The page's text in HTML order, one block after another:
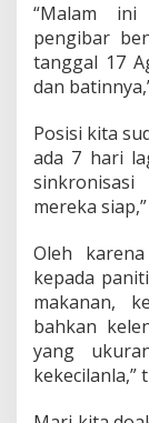
“Malam ini
pengibar
tanggal 17
dan
Posisi kita
ada 7 hari
sinkronisasi
mereka
Oleh
kepada
makanan,
bahkan
yang
kekecilanla,”